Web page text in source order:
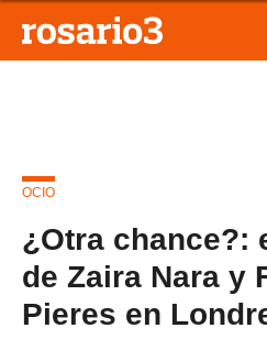
OCIO
¿Otra chance?:
de Zaira Nara y
Pieres en